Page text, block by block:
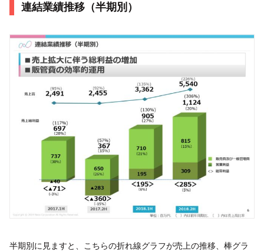
連結業績推移（半期別）
半期別に見ますと、こちらの折れ線グラフが売上の推移、棒グラ